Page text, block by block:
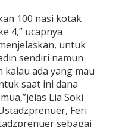
100 nasi kotak
4,” ucapnya
untuk
sendiri namun
ada yang mau
saat ini dana
Lia Soki
Feri
sebagai